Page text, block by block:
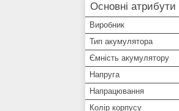
Основні атрибути
Виробник
Тип акумулятора
Ємність акумулятору
Напруга
Напрацювання
Колір корпусу